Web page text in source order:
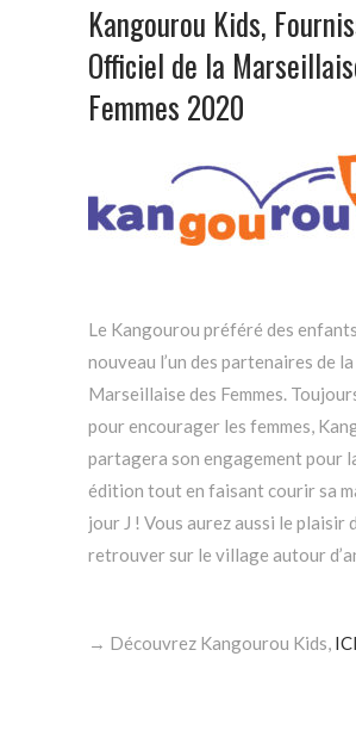
Kangourou Kids,
Officiel de la
Femmes 2020
Le Kangourou préféré des
nouveau l’un des partenaires de la
Marseillaise des Femmes.
pour encourager les femmes,
partagera son engagement pour
édition tout en faisant courir sa
jour J ! Vous aurez aussi le plaisir
retrouver sur le village autour
→ Découvrez Kangourou Kids, ICI